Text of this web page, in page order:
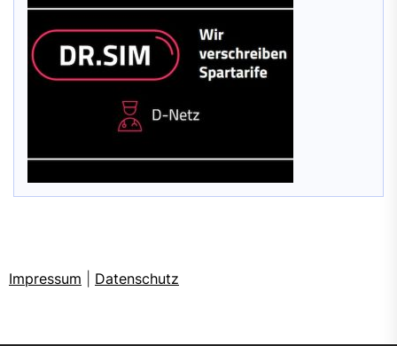
Impressum Datenschutz